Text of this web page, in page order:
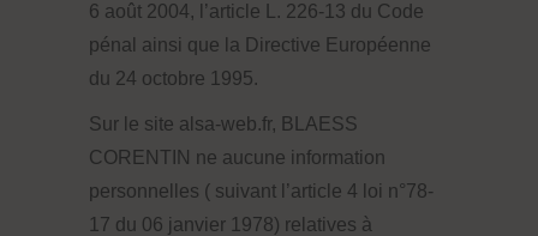
6 août 2004, l’article L. 226-13 du Code
pénal ainsi que la Directive Européenne
du 24 octobre 1995.
Sur le site alsa-web.fr, BLAESS
CORENTIN ne aucune information
personnelles ( suivant l’article 4 loi n°78-
17 du 06 janvier 1978) relatives à